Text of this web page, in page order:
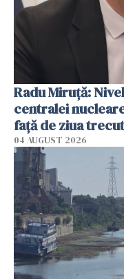
Radu Miruţă:
centralei
faţă de ziua
04 AUGUST 2026